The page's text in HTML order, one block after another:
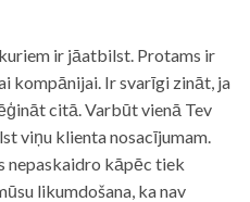
ir jāatbilst. Protams ir
kompānijai. Ir svarīgi zināt, ja
citā. Varbūt vienā Tev
viņu klienta nosacījumam.
nepaskaidro kāpēc tiek
likumdošana, ka nav